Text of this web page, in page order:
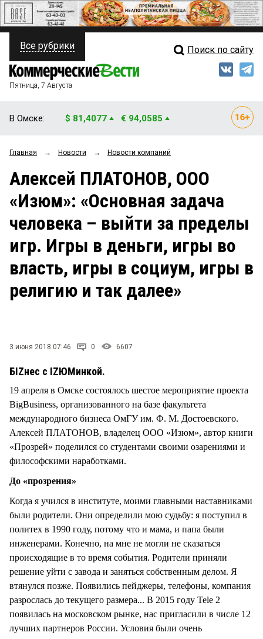
ПОЛИТИКА
ФИНАНСЫ
ОБЩЕСТВО
ЗАКОН
НОВОСТИ КОМПАНИЙ
ПРОИСШЕСТВИЯ
СТИЛЬ ЖИЗНИ
Свежий выпуск
Мнения
Рейтинги
Блоги
Архив
Все рубрики Поиск по сайту
Пятница, 7 Августа
В Омске: $ 81,4077 € 94,0585
Главная → Новости → Новости компаний
Алексей ПЛАТОНОВ, ООО
«Изюм»: «Основная задача
человека – выйти за пределы
игр. Игры в деньги, игры во
власть, игры в социум, игры в
религию и так далее»
3 июня 2018 07:46 0 6607
БIZнес с IZЮМинкой.
19 апреля в Омске состоялось шестое мероприятие проекта
BigBusiness, организованного на базе факультета
международного бизнеса ОмГУ им. Ф. М. Достоевского.
Алексей ПЛАТОНОВ, владелец ООО «Изюм», автор книги
«Прозрей» поделился со студентами своими озарениями и
философскими наработками.
До «прозрения»
Когда я учился в институте, моими главными наставниками
были родители. Они определили мою судьбу: я поступил в
политех в 1990 году, потому что и мама, и папа были
инженерами. Конечно, на мне не могли не сказаться
происходящие в то время события. Родители приняли
решение уйти с завода и заняться собственным делом. Я
втянулся позже. Появились пейджеры, телефоны, компания
разрослась до текущего размера... В 2015 году Tele 2
появилась на московском рынке, нас пригласили в числе 12
лучших партнеров России. Условия были очень